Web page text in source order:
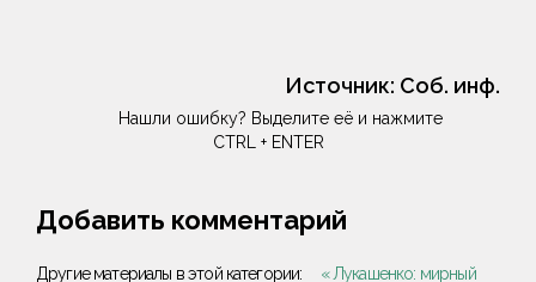
Источник: Соб. инф.
Нашли ошибку? Выделите её и нажмите
CTRL + ENTER
Добавить комментарий
Другие материалы в этой категории: « Лукашенко: мирный